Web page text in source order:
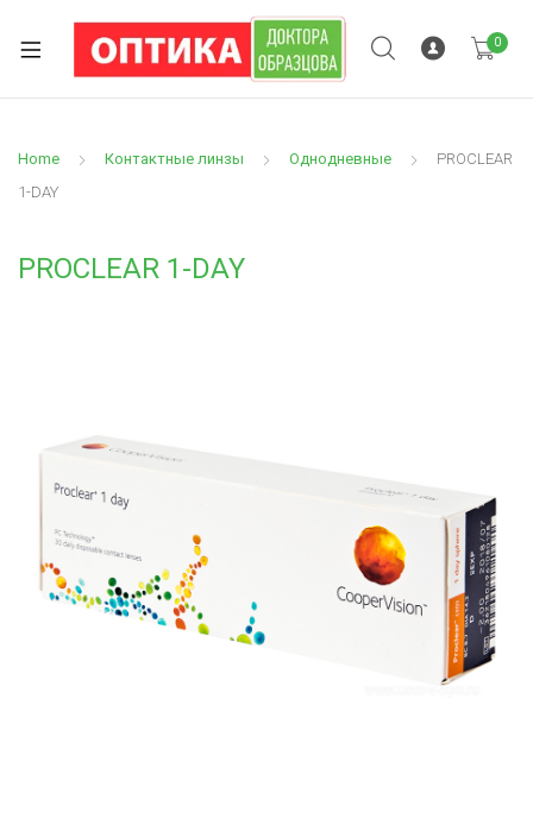
0
Home Контактные линзы Однодневные
PROCLEAR
1-DAY
PROCLEAR 1-DAY